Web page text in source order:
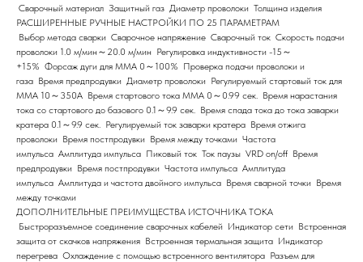
Сварочный материал Защитный газ Диаметр проволоки Толщина изделия
РАСШИРЕННЫЕ РУЧНЫЕ НАСТРОЙКИ ПО 25 ПАРАМЕТРАМ
Выбор метода сварки Сварочное напряжение Сварочный ток Скорость подачи
проволоки 1.0 м/мин～20.0 м/мин Регулировка индуктивности -15～
+15% Форсаж дуги для ММА 0～100% Проверка подачи проволоки и
газа Время предпродувки Диаметр проволоки Регулируемый стартовый ток для
ММА 10～350A Время стартового тока ММА 0～0.99 сек. Время нарастания
тока со стартового до базового 0.1～9.9 сек. Время спада тока до тока заварки
кратера 0.1～9.9 сек. Регулируемый ток заварки кратера Время отжига
проволоки Время постпродувки Время между точками Частота
импульса Амплитуда импульса Пиковый ток Ток паузы VRD on/off Время
предпродувки Время постпродувки Частота импульса Амплитуда
импульса Амплитуда и частота двойного импульса Время сварной точки Время
между точками
ДОПОЛНИТЕЛЬНЫЕ ПРЕИМУЩЕСТВА ИСТОЧНИКА ТОКА
Быстроразъемное соединение сварочных кабелей Индикатор сети Встроенная
защита от скачков напряжения Встроенная термальная защита Индикатор
перегрева Охлаждение с помощью встроенного вентилятора Разъем для